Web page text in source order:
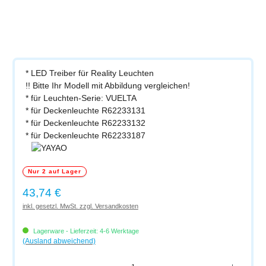
* LED Treiber für Reality Leuchten
!! Bitte Ihr Modell mit Abbildung vergleichen!
* für Leuchten-Serie: VUELTA
* für Deckenleuchte R62233131
* für Deckenleuchte R62233132
* für Deckenleuchte R62233187
Nur 2 auf Lager
Regulärer Preis:
43,74 €
inkl. gesetzl. MwSt. zzgl. Versandkosten
Lagerware - Lieferzeit: 4-6 Werktage
(Ausland abweichend)